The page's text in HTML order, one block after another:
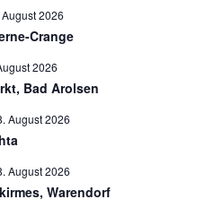
August 2026
Crange
2026
Bad Arolsen
August 2026
August 2026
Warendorf